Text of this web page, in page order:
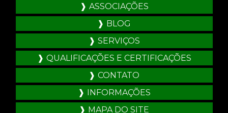
ASSOCIAÇÕES
BLOG
SERVIÇOS
QUALIFICAÇÕES E CERTIFICAÇÕES
CONTATO
INFORMAÇÕES
MAPA DO SITE